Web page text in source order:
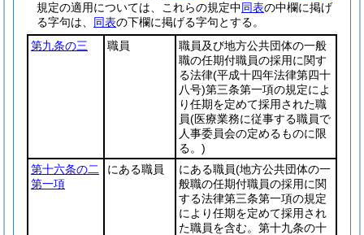
規定の適用については、これらの規定中同表の中欄に掲げ
る字句は、 同表の下欄に掲げる字句とする。
第九条の三
職員
職員及び地方公共団体の一般
職の任期付職員の採用に関す
る法律(平成十四年法律第四十
八号)第三条第一項の規定によ
り任期を定めて採用された職
員(医療業務に従事する職員で
人事委員会の定めるものに限
る。)
第十六条の二
第一項
にある職員 にある職員(地方公共団体の一
般職の任期付職員の採用に関
する法律第三条第一項の規定
により任期を定めて採用され
た職員を含む。第十九条の十